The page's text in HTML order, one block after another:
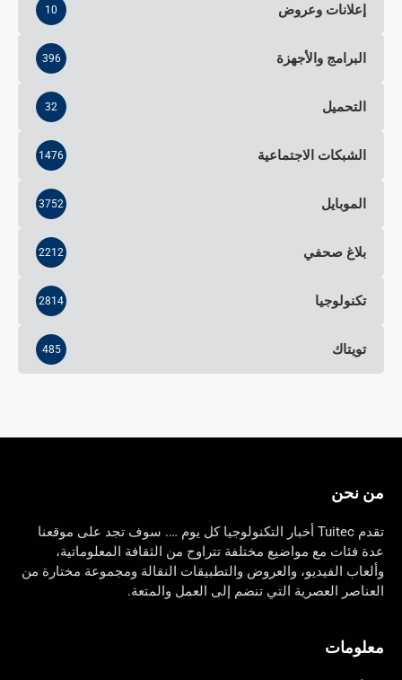
إعلانات وعروض 10
البرامج والأجهزة 396
التحميل 32
الشبكات الاجتماعية 1476
الموبايل 3752
بلاغ صحفي 2212
تكنولوجيا 2814
تويتاك 485
من نحن
تقدم Tuitec أخبار التكنولوجيا كل يوم …. سوف تجد على موقعنا
عدة فئات مع مواضيع مختلفة تتراوح من الثقافة المعلوماتية،
وألعاب الفيديو، والعروض والتطبيقات النقالة ومجموعة مختارة من
العناصر العصرية التي تنضم إلى العمل والمتعة.
معلومات